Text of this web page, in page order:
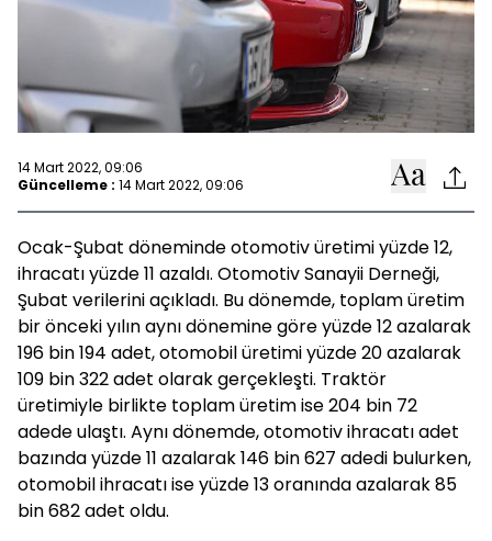
14 Mart 2022, 09:06
Güncelleme : 14 Mart 2022, 09:06
Ocak-Şubat döneminde otomotiv üretimi yüzde 12,
ihracatı yüzde 11 azaldı. Otomotiv Sanayii Derneği,
Şubat verilerini açıkladı. Bu dönemde, toplam üretim
bir önceki yılın aynı dönemine göre yüzde 12 azalarak
196 bin 194 adet, otomobil üretimi yüzde 20 azalarak
109 bin 322 adet olarak gerçekleşti. Traktör
üretimiyle birlikte toplam üretim ise 204 bin 72
adede ulaştı. Aynı dönemde, otomotiv ihracatı adet
bazında yüzde 11 azalarak 146 bin 627 adedi bulurken,
otomobil ihracatı ise yüzde 13 oranında azalarak 85
bin 682 adet oldu.